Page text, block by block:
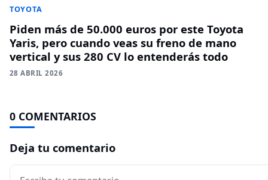
TOYOTA
Piden más de 50.000 euros por este Toyota
Yaris, pero cuando veas su freno de mano
vertical y sus 280 CV lo entenderás todo
28 ABRIL 2026
0 COMENTARIOS
Deja tu comentario
Comentario